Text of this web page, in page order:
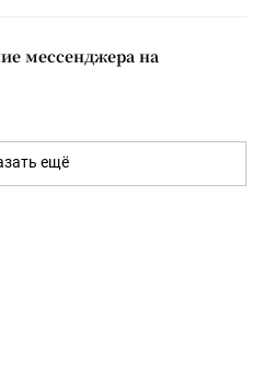
мессенджера на
ещё